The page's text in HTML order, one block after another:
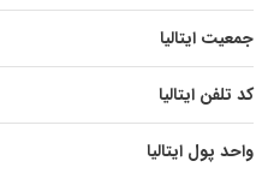
جمعیت ایتالیا
کد تلفن ایتالیا
واحد پول ایتالیا